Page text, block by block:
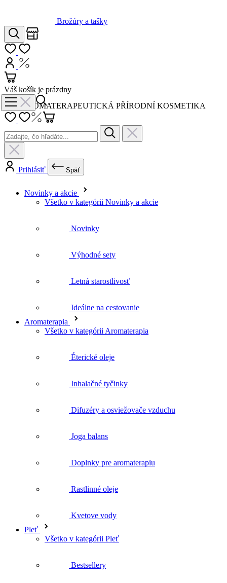
AROMATERAPEUTICKÁ PŘÍRODNÍ KOSMETIKA
Brožúry a tašky
Hľadať
Prihlásiť
Váš košík je prázdny
Prihlásiť Späť
Novinky a akcie
Všetko v kategórii Novinky a akcie
Novinky
Výhodné sety
Letná starostlivosť
Ideálne na cestovanie
Aromaterapia
Všetko v kategórii Aromaterapia
Éterické oleje
Inhalačné tyčinky
Difuzéry a osviežovače vzduchu
Joga balans
Doplnky pre aromaterapiu
Rastlinné oleje
Kvetove vody
Pleť
Všetko v kategórii Pleť
Bestsellery